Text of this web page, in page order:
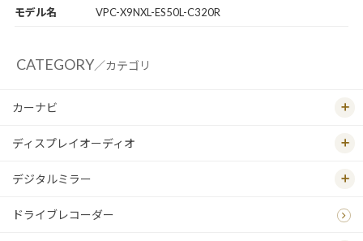
モデル名 VPC-X9NXL-ES50L-C320R
CATEGORY／カテゴリ
カーナビ
ディスプレイオーディオ
デジタルミラー
ドライブレコーダー